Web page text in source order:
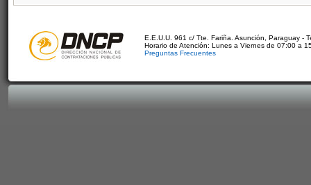
E.E.U.U. 961 c/ Tte. Fariña. Asunción, Paraguay -
Horario de Atención: Lunes a Viernes de 07:00 a
Preguntas Frecuentes